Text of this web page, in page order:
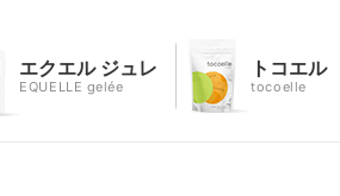
エクエル ジュレ
EQUELLE gelée
トコエル
tocoelle